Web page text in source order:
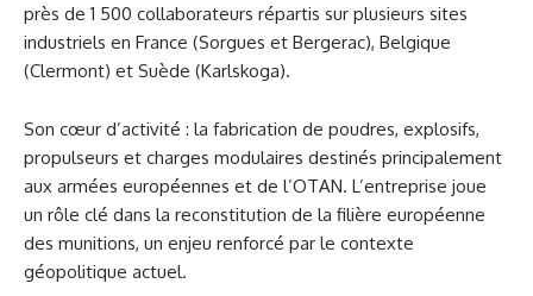
près de 1 500 collaborateurs répartis sur plusieurs sites
industriels en France (Sorgues et Bergerac), Belgique
(Clermont) et Suède (Karlskoga).
Son cœur d’activité : la fabrication de poudres, explosifs,
propulseurs et charges modulaires destinés principalement
aux armées européennes et de l’OTAN. L’entreprise joue
un rôle clé dans la reconstitution de la filière européenne
des munitions, un enjeu renforcé par le contexte
géopolitique actuel.